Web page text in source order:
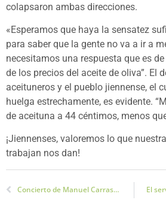
colapsaron ambas direcciones.
«Esperamos que haya la sensatez
para saber que la gente no va a ir a
necesitamos una respuesta que es
de los precios del aceite de oliva”. El
aceituneros y el pueblo jiennense, el
huelga estrechamente, es evidente.
de aceituna a 44 céntimos, menos
¡Jiennenses, valoremos lo que
trabajan nos dan!
Concierto de Manuel Carrasco en Baeza dentro de su gira La Cruz del Mapa